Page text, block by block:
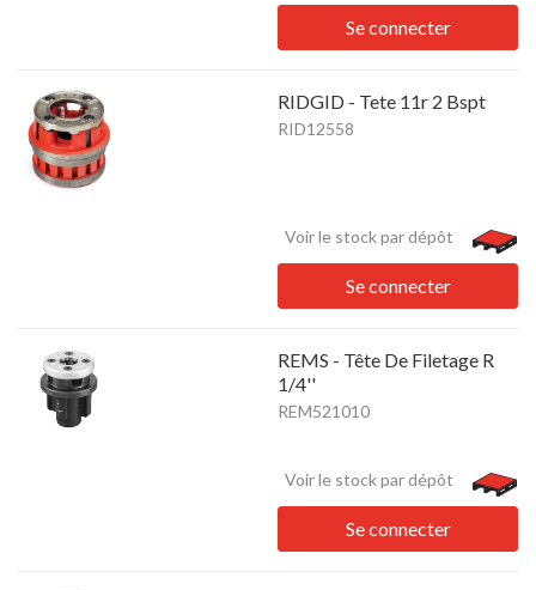
Se connecter
RIDGID - Tete 11r 2 Bspt
RID12558
Voir le stock par dépôt
Se connecter
REMS - Tête De Filetage R
1/4''
REM521010
Voir le stock par dépôt
Se connecter